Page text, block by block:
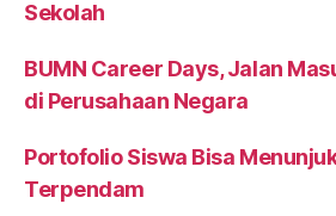
Sekolah
BUMN Career Days, Jalan
di Perusahaan Negara
Portofolio Siswa Bisa
Terpendam